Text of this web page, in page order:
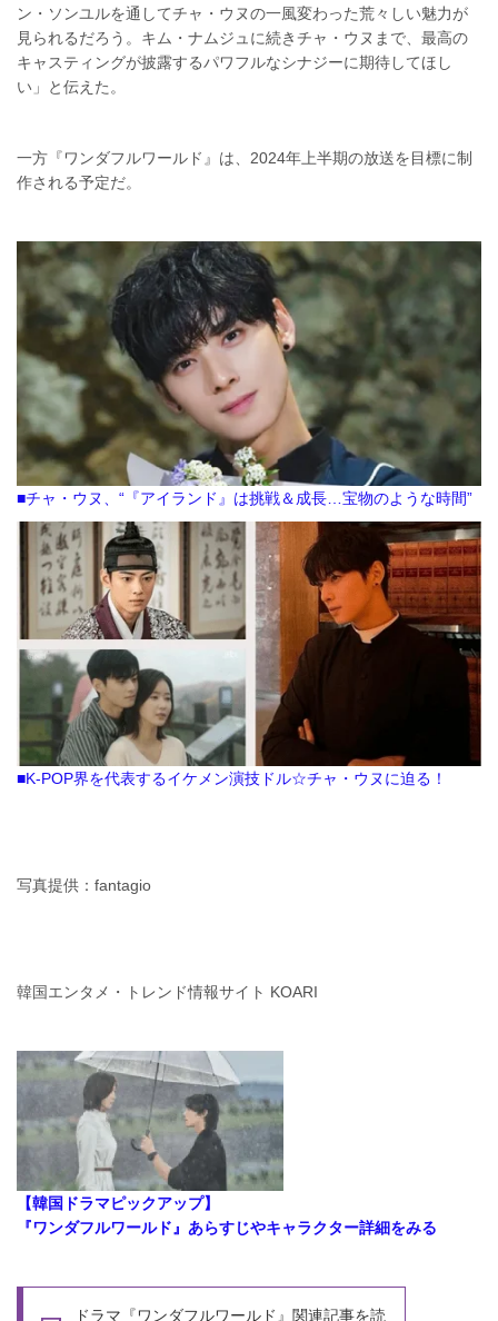
ン・ソンユルを通してチャ・ウヌの一風変わった荒々しい魅力が
見られるだろう。キム・ナムジュに続きチャ・ウヌまで、最高の
キャスティングが披露するパワフルなシナジーに期待してほし
い」と伝えた。
一方『ワンダフルワールド』は、2024年上半期の放送を目標に制
作される予定だ。
■チャ・ウヌ、“『アイランド』は挑戦＆成長…宝物のような時間”
■K-POP界を代表するイケメン演技ドル☆チャ・ウヌに迫る！
写真提供：fantagio
韓国エンタメ・トレンド情報サイト KOARI
【韓国ドラマピックアップ】
『ワンダフルワールド』あらすじやキャラクター詳細をみる
ドラマ『ワンダフルワールド』関連記事を読